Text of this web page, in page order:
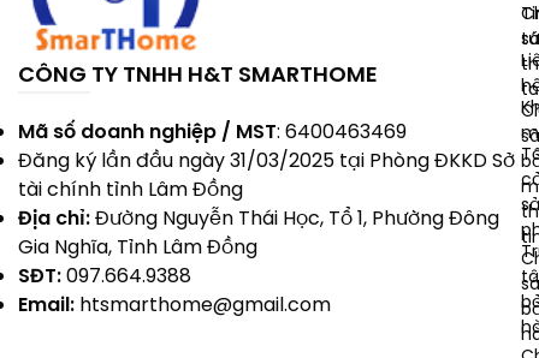
CÔNG TY TNHH H&T SMARTHOME
Mã số doanh nghiệp / MST: 6400463469
Đăng ký lần đầu ngày 31/03/2025 tại Phòng ĐKKD Sở
tài chính tỉnh Lâm Đồng
Địa chỉ:Đường Nguyễn Thái Học, Tổ 1, Phường Đông
Gia Nghĩa, Tỉnh Lâm Đồng
SĐT:097.664.9388
Email: htsmarthome@gmail.com